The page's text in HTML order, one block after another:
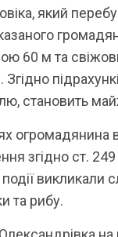
який
60 м та
Згідно
становить
огромадянина
згідно ст.
викликали
та рибу.